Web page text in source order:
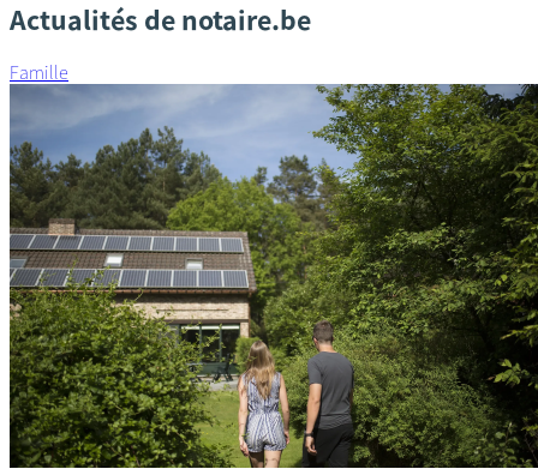
Actualités de notaire.be
Famille